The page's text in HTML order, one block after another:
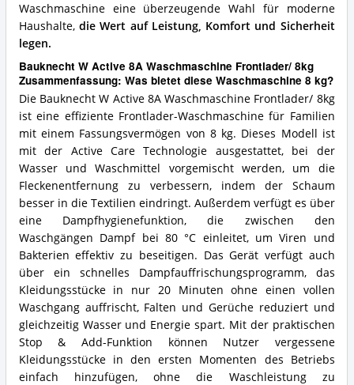
Waschmaschine eine überzeugende Wahl für moderne
Haushalte,die Wert auf Leistung, Komfort und Sicherheit
legen.
Bauknecht W Active 8A Waschmaschine Frontlader/ 8kg
Zusammenfassung: Was bietet diese Waschmaschine 8 kg?
Die Bauknecht W Active 8A Waschmaschine Frontlader/ 8kg
ist eine effiziente Frontlader-Waschmaschine für Familien
mit einem Fassungsvermögen von 8 kg. Dieses Modell ist
mit der Active Care Technologie ausgestattet, bei der
Wasser und Waschmittel vorgemischt werden, um die
Fleckenentfernung zu verbessern, indem der Schaum
besser in die Textilien eindringt. Außerdem verfügt es über
eine Dampfhygienefunktion, die zwischen den
Waschgängen Dampf bei 80 °C einleitet, um Viren und
Bakterien effektiv zu beseitigen. Das Gerät verfügt auch
über ein schnelles Dampfauffrischungsprogramm, das
Kleidungsstücke in nur 20 Minuten ohne einen vollen
Waschgang auffrischt, Falten und Gerüche reduziert und
gleichzeitig Wasser und Energie spart. Mit der praktischen
Stop & Add-Funktion können Nutzer vergessene
Kleidungsstücke in den ersten Momenten des Betriebs
einfach hinzufügen, ohne die Waschleistung zu